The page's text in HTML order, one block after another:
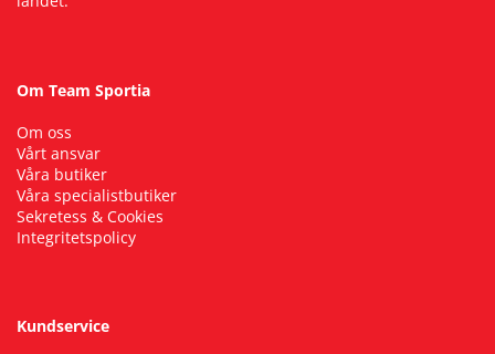
Om Team Sportia
Om oss
Vårt ansvar
Våra butiker
Våra specialistbutiker
Sekretess & Cookies
Integritetspolicy
Kundservice